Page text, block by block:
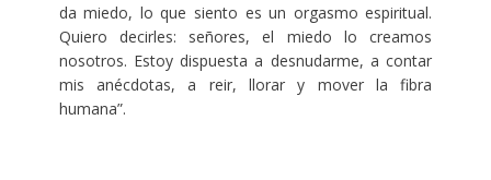
da miedo, lo que siento es un orgasmo espiritual.
Quiero decirles: señores, el miedo lo creamos
nosotros. Estoy dispuesta a desnudarme, a contar
mis anécdotas, a reir, llorar y mover la fibra
humana”.